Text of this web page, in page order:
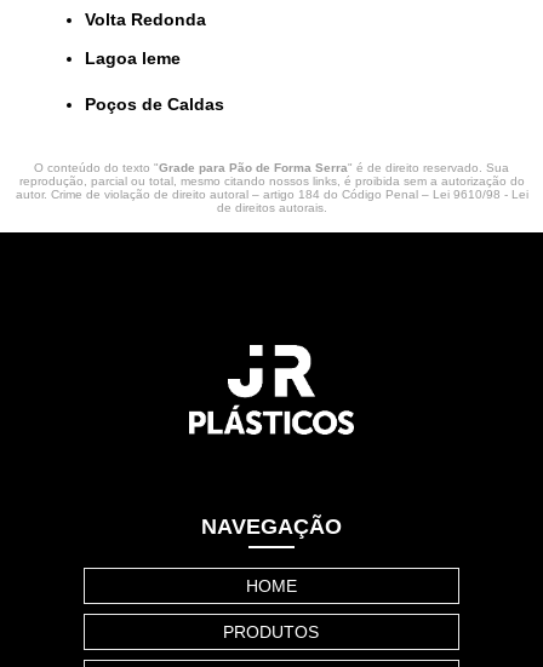
Volta Redonda
lagoa leme
Poços de Caldas
O conteúdo do texto "Grade para Pão de Forma Serra" é de direito reservado. Sua
reprodução, parcial ou total, mesmo citando nossos links, é proibida sem a autorização do
autor. Crime de violação de direito autoral – artigo 184 do Código Penal – Lei 9610/98 - Lei
de direitos autorais.
NAVEGAÇÃO
HOME
PRODUTOS